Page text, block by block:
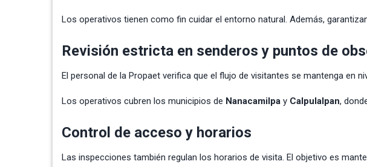
Los operativos tienen como fin cuidar el entorno natural. Además,
Revisión estricta en senderos y puntos de
El personal de la Propaet verifica que el flujo de visitantes se mantenga en
Los operativos cubren los municipios de Nanacamilpa y Calpulalpan,
Control de acceso y horarios
Las inspecciones también regulan los horarios de visita. El objetivo es